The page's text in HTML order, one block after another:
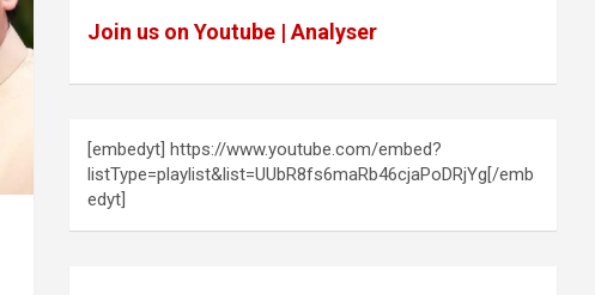
Join us on Youtube | Analyser
[embedyt] https://www.youtube.com/embed?
listType=playlist&list=UUbR8fs6maRb46cjaPoDRjYg[/emb
edyt]